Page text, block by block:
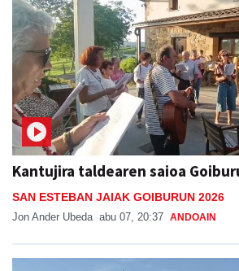
Kantujira taldearen saioa
SAN ESTEBAN JAIAK GOIBURUN 2026
Jon Ander Ubeda abu 07, 20:37 ANDOAIN